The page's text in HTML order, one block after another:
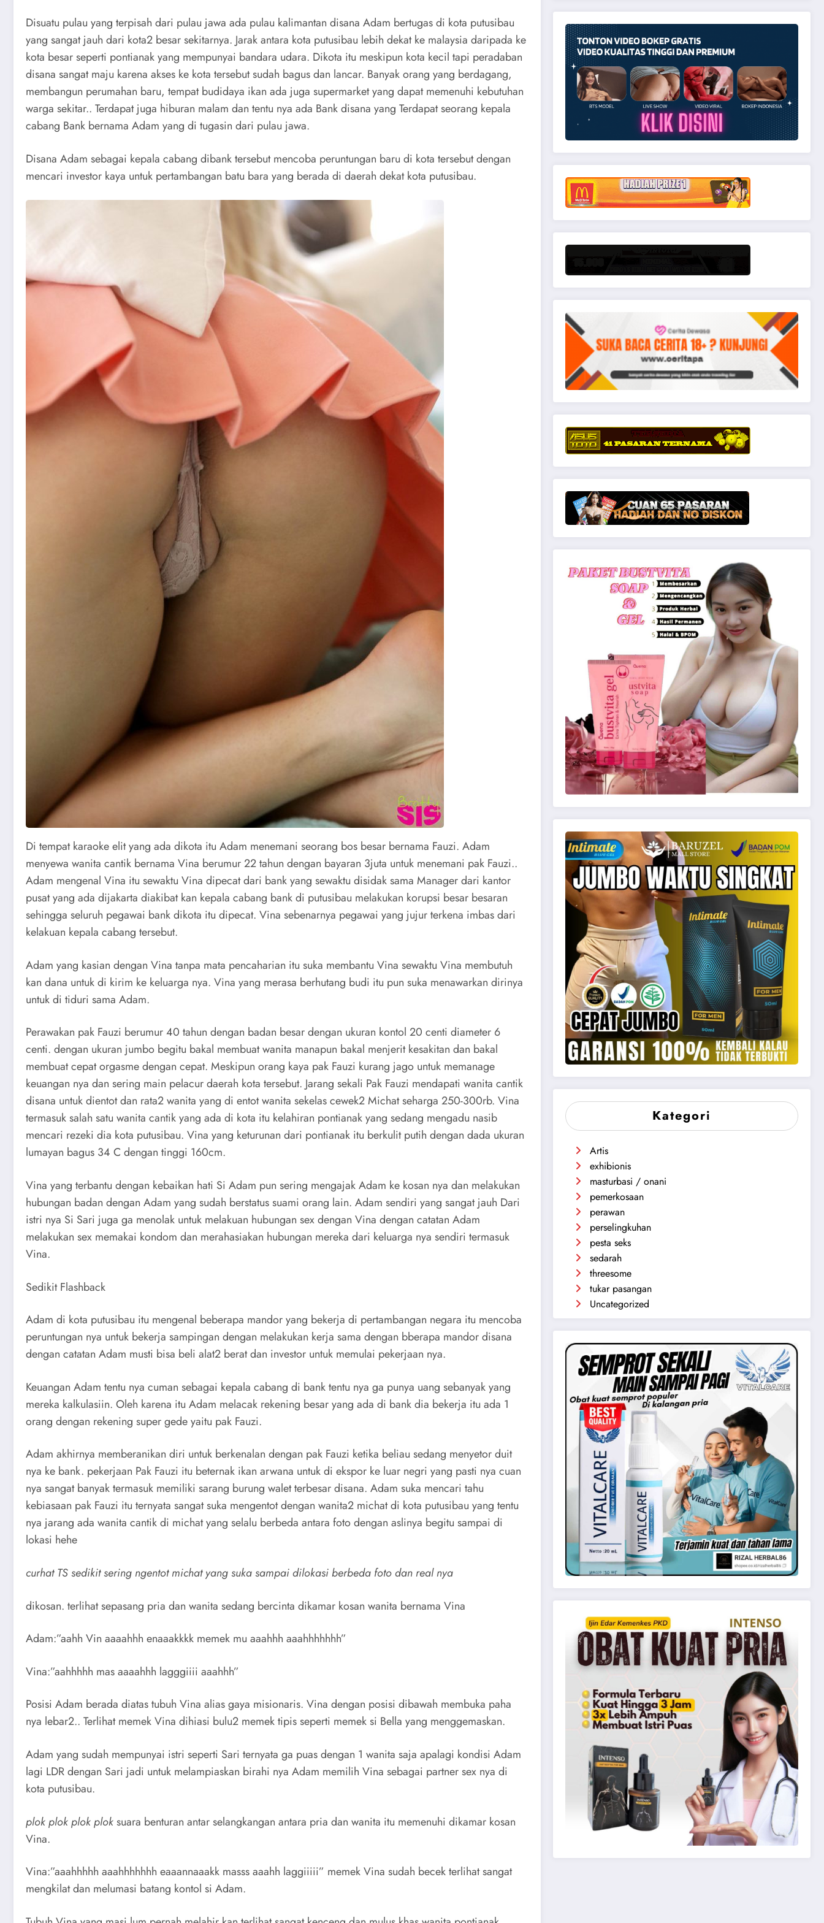
Disuatu pulau yang terpisah dari pulau jawa ada pulau kalimantan disana Adam bertugas di kota putusibau
yang sangat jauh dari kota2 besar sekitarnya. Jarak antara kota putusibau lebih dekat ke malaysia daripada ke
kota besar seperti pontianak yang mempunyai bandara udara. Dikota itu meskipun kota kecil tapi peradaban
disana sangat maju karena akses ke kota tersebut sudah bagus dan lancar. Banyak orang yang berdagang,
membangun perumahan baru, tempat budidaya ikan ada juga supermarket yang dapat memenuhi kebutuhan
warga sekitar.. Terdapat juga hiburan malam dan tentu nya ada Bank disana yang Terdapat seorang kepala
cabang Bank bernama Adam yang di tugasin dari pulau jawa.
Disana Adam sebagai kepala cabang dibank tersebut mencoba peruntungan baru di kota tersebut dengan
mencari investor kaya untuk pertambangan batu bara yang berada di daerah dekat kota putusibau.
Di tempat karaoke elit yang ada dikota itu Adam menemani seorang bos besar bernama Fauzi. Adam
menyewa wanita cantik bernama Vina berumur 22 tahun dengan bayaran 3juta untuk menemani pak Fauzi..
Adam mengenal Vina itu sewaktu Vina dipecat dari bank yang sewaktu disidak sama Manager dari kantor
pusat yang ada dijakarta diakibat kan kepala cabang bank di putusibau melakukan korupsi besar besaran
sehingga seluruh pegawai bank dikota itu dipecat. Vina sebenarnya pegawai yang jujur terkena imbas dari
kelakuan kepala cabang tersebut.
Adam yang kasian dengan Vina tanpa mata pencaharian itu suka membantu Vina sewaktu Vina membutuh
kan dana untuk di kirim ke keluarga nya. Vina yang merasa berhutang budi itu pun suka menawarkan dirinya
untuk di tiduri sama Adam.
Perawakan pak Fauzi berumur 40 tahun dengan badan besar dengan ukuran kontol 20 centi diameter 6
centi. dengan ukuran jumbo begitu bakal membuat wanita manapun bakal menjerit kesakitan dan bakal
membuat cepat orgasme dengan cepat. Meskipun orang kaya pak Fauzi kurang jago untuk memanage
keuangan nya dan sering main pelacur daerah kota tersebut. Jarang sekali Pak Fauzi mendapati wanita cantik
disana untuk dientot dan rata2 wanita yang di entot wanita sekelas cewek2 Michat seharga 250-300rb. Vina
termasuk salah satu wanita cantik yang ada di kota itu kelahiran pontianak yang sedang mengadu nasib
mencari rezeki dia kota putusibau. Vina yang keturunan dari pontianak itu berkulit putih dengan dada ukuran
lumayan bagus 34 C dengan tinggi 160cm.
Vina yang terbantu dengan kebaikan hati Si Adam pun sering mengajak Adam ke kosan nya dan melakukan
hubungan badan dengan Adam yang sudah berstatus suami orang lain. Adam sendiri yang sangat jauh Dari
istri nya Si Sari juga ga menolak untuk melakuan hubungan sex dengan Vina dengan catatan Adam
melakukan sex memakai kondom dan merahasiakan hubungan mereka dari keluarga nya sendiri termasuk
Vina.
Sedikit Flashback
Adam di kota putusibau itu mengenal beberapa mandor yang bekerja di pertambangan negara itu mencoba
peruntungan nya untuk bekerja sampingan dengan melakukan kerja sama dengan bberapa mandor disana
dengan catatan Adam musti bisa beli alat2 berat dan investor untuk memulai pekerjaan nya.
Keuangan Adam tentu nya cuman sebagai kepala cabang di bank tentu nya ga punya uang sebanyak yang
mereka kalkulasiin. Oleh karena itu Adam melacak rekening besar yang ada di bank dia bekerja itu ada 1
orang dengan rekening super gede yaitu pak Fauzi.
Adam akhirnya memberanikan diri untuk berkenalan dengan pak Fauzi ketika beliau sedang menyetor duit
nya ke bank. pekerjaan Pak Fauzi itu beternak ikan arwana untuk di ekspor ke luar negri yang pasti nya cuan
nya sangat banyak termasuk memiliki sarang burung walet terbesar disana. Adam suka mencari tahu
kebiasaan pak Fauzi itu ternyata sangat suka mengentot dengan wanita2 michat di kota putusibau yang tentu
nya jarang ada wanita cantik di michat yang selalu berbeda antara foto dengan aslinya begitu sampai di
lokasi hehe
curhat TS sedikit sering ngentot michat yang suka sampai dilokasi berbeda foto dan real nya
dikosan. terlihat sepasang pria dan wanita sedang bercinta dikamar kosan wanita bernama Vina
Adam:”aahh Vin aaaahhh enaaakkkk memek mu aaahhh aaahhhhhhh”
Vina:”aahhhhh mas aaaahhh lagggiiii aaahhh”
Posisi Adam berada diatas tubuh Vina alias gaya misionaris. Vina dengan posisi dibawah membuka paha
nya lebar2.. Terlihat memek Vina dihiasi bulu2 memek tipis seperti memek si Bella yang menggemaskan.
Adam yang sudah mempunyai istri seperti Sari ternyata ga puas dengan 1 wanita saja apalagi kondisi Adam
lagi LDR dengan Sari jadi untuk melampiaskan birahi nya Adam memilih Vina sebagai partner sex nya di
kota putusibau.
plok plok plok ploksuara benturan antar selangkangan antara pria dan wanita itu memenuhi dikamar kosan
Vina.
Vina:”aaahhhhh aaahhhhhhh eaaannaaakk masss aaahh laggiiiii” memek Vina sudah becek terlihat sangat
mengkilat dan melumasi batang kontol si Adam.
Kategori
Artis
exhibionis
masturbasi / onani
pemerkosaan
perawan
perselingkuhan
pesta seks
sedarah
threesome
tukar pasangan
Uncategorized